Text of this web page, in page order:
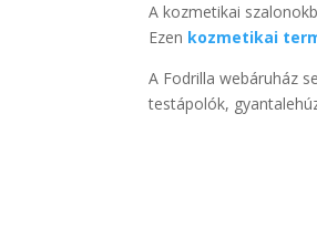
A kozmetikai
Ezen kozmetikai
A Fodrilla webáruház
testápolók,